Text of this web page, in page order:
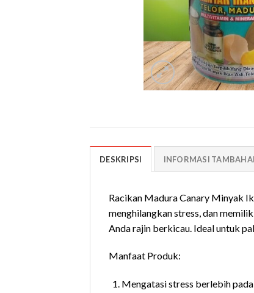
DESKRIPSI INFORMASI
Racikan Madura Canary Minyak
menghilangkan stress, dan
Anda rajin berkicau. Ideal untuk
Manfaat Produk:
Mengatasi stress berlebih